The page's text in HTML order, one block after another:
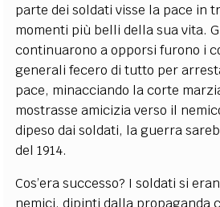
parte dei soldati visse la pace in
momenti più belli della sua vita.
continuarono a opporsi furono i
generali fecero di tutto per
pace, minacciando la corte
mostrasse amicizia verso il
dipeso dai soldati, la guerra
del 1914.
Cos’era successo? I soldati si
nemici, dipinti dalla propaganda